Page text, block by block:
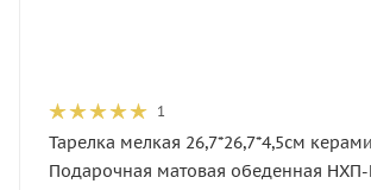
1
Тарелка мелкая 26,7*26,7*4,5см
Подарочная матовая обеденная НХП-